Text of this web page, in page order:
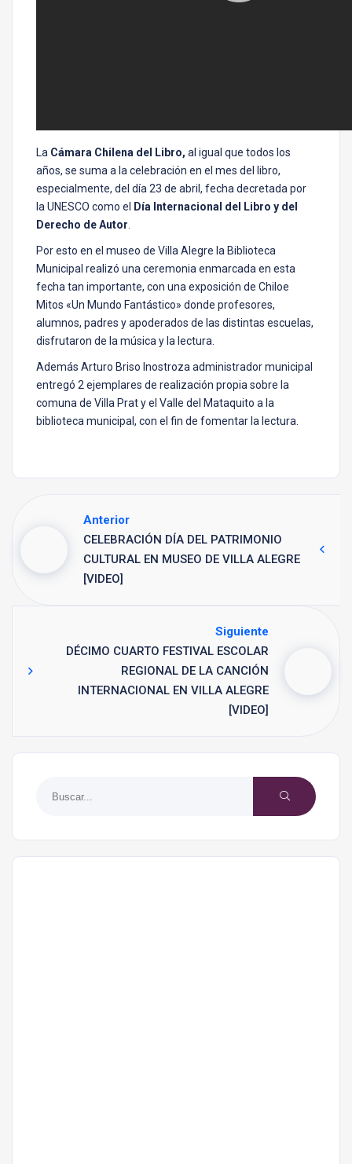
La Cámara Chilena del Libro, al igual que todos los
años, se suma a la celebración en el mes del libro,
especialmente, del día 23 de abril, fecha decretada por
la UNESCO como el
Día Internacional del Libro y del
Derecho de Autor.
Por esto en el museo de Villa Alegre la Biblioteca
Municipal realizó una ceremonia enmarcada en esta
fecha tan importante, con una exposición de Chiloe
Mitos «Un Mundo Fantástico» donde profesores,
alumnos, padres y apoderados de las distintas escuelas,
disfrutaron de la música y la lectura.
Además Arturo Briso Inostroza administrador municipal
entregó 2 ejemplares de realización propia sobre la
comuna de Villa Prat y el Valle del Mataquito a la
biblioteca municipal, con el fin de fomentar la lectura.
Anterior
CELEBRACIÓN DÍA DEL PATRIMONIO
CULTURAL EN MUSEO DE VILLA ALEGRE
[VIDEO]
Siguiente
DÉCIMO CUARTO FESTIVAL ESCOLAR
REGIONAL DE LA CANCIÓN
INTERNACIONAL EN VILLA ALEGRE
[VIDEO]